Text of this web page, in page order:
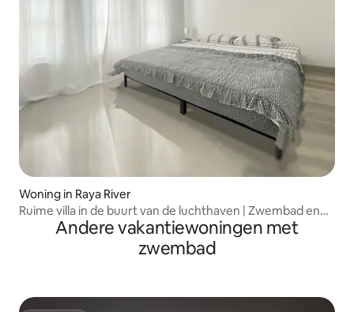
Woning in Raya River
Ruime villa in de buurt van de luchthaven | Zwembad en
fitnessruimte
Andere vakantiewoningen met
zwembad